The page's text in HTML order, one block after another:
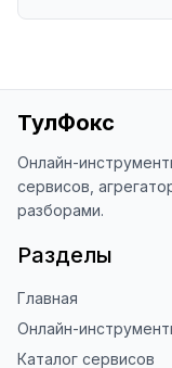
ТулФокс
Онлайн-
сервисов,
разборами.
Разделы
Главная
Онлайн-
Каталог сервисов